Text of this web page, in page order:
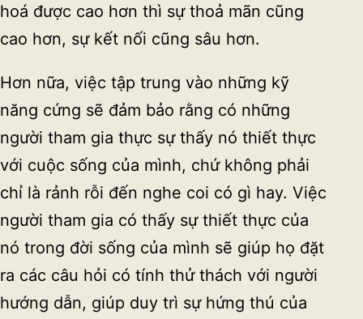
hoá được cao hơn thì sự thoả mãn cũng
cao hơn, sự kết nối cũng sâu hơn.
Hơn nữa, việc tập trung vào những kỹ
năng cứng sẽ đảm bảo rằng có những
người tham gia thực sự thấy nó thiết thực
với cuộc sống của mình, chứ không phải
chỉ là rảnh rỗi đến nghe coi có gì hay. Việc
người tham gia có thấy sự thiết thực của
nó trong đời sống của mình sẽ giúp họ đặt
ra các câu hỏi có tính thử thách với người
hướng dẫn, giúp duy trì sự hứng thú của